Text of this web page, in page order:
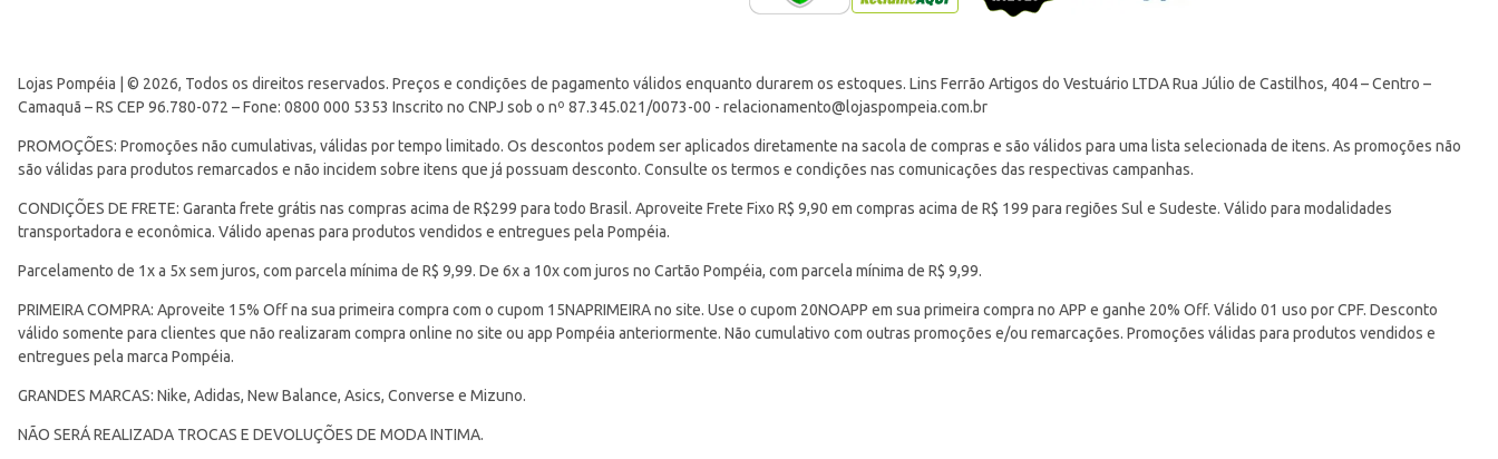
Lojas Pompéia | © 2026, Todos os direitos reservados. Preços e condições de pagamento válidos enquanto durarem os estoques. Lins Ferrão Artigos do Vestuário LTDA Rua Júlio de Castilhos, 404 – Centro –
Camaquã – RS CEP 96.780-072 – Fone: 0800 000 5353 Inscrito no CNPJ sob o nº 87.345.021/0073-00 - relacionamento@lojaspompeia.com.br
PROMOÇÕES: Promoções não cumulativas, válidas por tempo limitado. Os descontos podem ser aplicados diretamente na sacola de compras e são válidos para uma lista selecionada de itens. As promoções não
são válidas para produtos remarcados e não incidem sobre itens que já possuam desconto. Consulte os termos e condições nas comunicações das respectivas campanhas.
CONDIÇÕES DE FRETE: Garanta frete grátis nas compras acima de R$299 para todo Brasil. Aproveite Frete Fixo R$ 9,90 em compras acima de R$ 199 para regiões Sul e Sudeste. Válido para modalidades
transportadora e econômica. Válido apenas para produtos vendidos e entregues pela Pompéia.
Parcelamento de 1x a 5x sem juros, com parcela mínima de R$ 9,99. De 6x a 10x com juros no Cartão Pompéia, com parcela mínima de R$ 9,99.
PRIMEIRA COMPRA: Aproveite 15% Off na sua primeira compra com o cupom 15NAPRIMEIRA no site. Use o cupom 20NOAPP em sua primeira compra no APP e ganhe 20% Off. Válido 01 uso por CPF. Desconto
válido somente para clientes que não realizaram compra online no site ou app Pompéia anteriormente. Não cumulativo com outras promoções e/ou remarcações. Promoções válidas para produtos vendidos e
entregues pela marca Pompéia.
GRANDES MARCAS: Nike, Adidas, New Balance, Asics, Converse e Mizuno.
NÃO SERÁ REALIZADA TROCAS E DEVOLUÇÕES DE MODA INTIMA.